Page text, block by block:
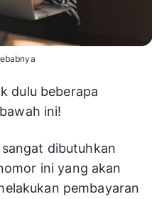
dulu beberapa
ini!
dibutuhkan
ini yang akan
pembayaran